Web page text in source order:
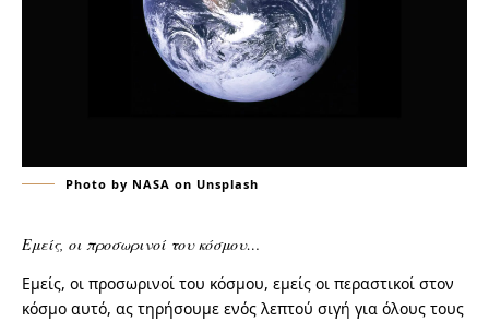
Photo by NASA on Unsplash
Εμείς, οι προσωρινοί του κόσμου…
Εμείς, οι προσωρινοί του κόσμου, εμείς οι περαστικοί στον
κόσμο αυτό, ας τηρήσουμε ενός λεπτού σιγή για όλους τους